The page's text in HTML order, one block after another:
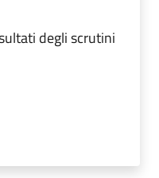
degli scrutini